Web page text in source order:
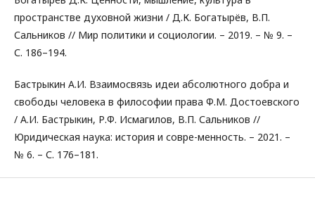
пространстве духовной жизни / Д.К. Богатырёв, В.П.
Сальников // Мир политики и социологии. – 2019. – № 9. –
С. 186–194.
Бастрыкин А.И. Взаимосвязь идеи абсолютного добра и
свободы человека в философии права Ф.М. Достоевского
/ А.И. Бастрыкин, Р.Ф. Исмагилов, В.П. Сальников //
Юридическая наука: история и совре-менность. – 2021. –
№ 6. – С. 176–181.